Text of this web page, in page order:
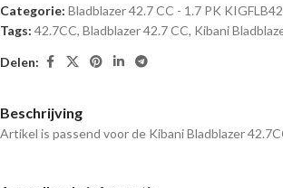
Categorie: Bladblazer 42.7 CC - 1.7 PK KIGFLB42
Tags: 42.7CC, Bladblazer 42.7 CC, Kibani
Delen:
Beschrijving
Artikel is passend voor de Kibani Bladblazer